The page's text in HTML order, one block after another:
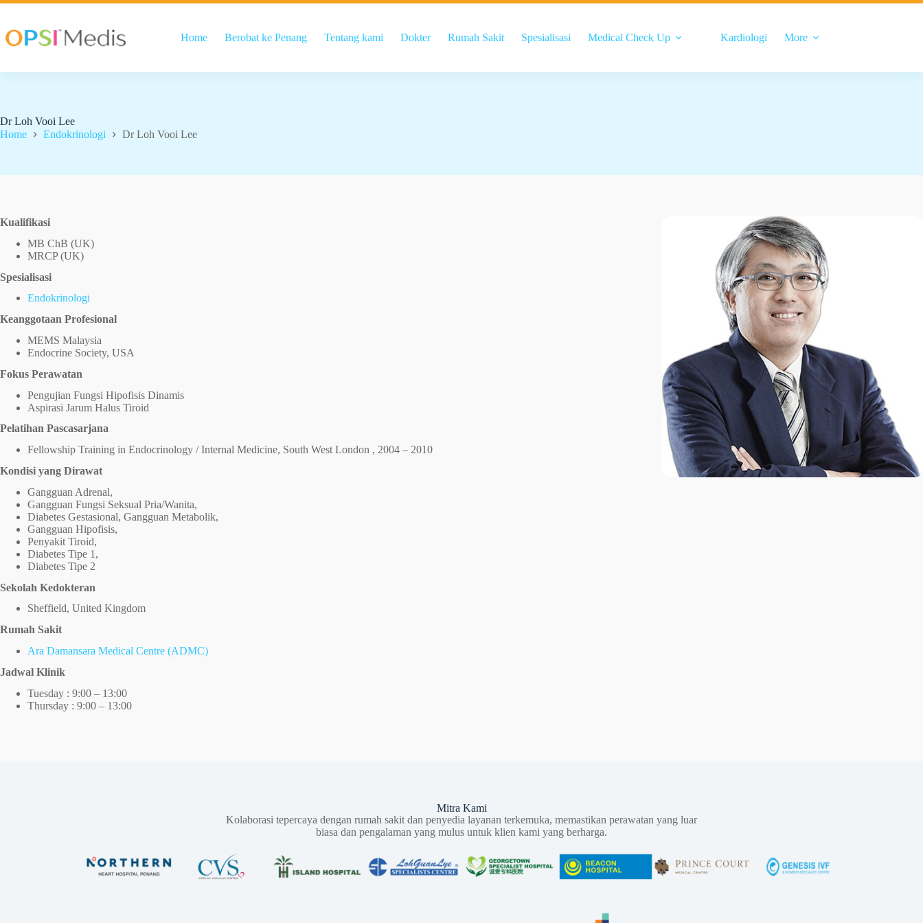
Home Berobat ke Penang Tentang kami Dokter Rumah Sakit Spesialisasi Medical Check Up Kardiologi More
Dr Loh Vooi Lee
Home
Endokrinologi Dr Loh Vooi Lee
Kualifikasi
MB ChB (UK)
MRCP (UK)
Spesialisasi
Endokrinologi
Keanggotaan Profesional
MEMS Malaysia
Endocrine Society, USA
Fokus Perawatan
Pengujian Fungsi Hipofisis Dinamis
Aspirasi Jarum Halus Tiroid
Pelatihan Pascasarjana
Fellowship Training in Endocrinology / Internal Medicine, South West London , 2004 – 2010
Kondisi yang Dirawat
Gangguan Adrenal,
Gangguan Fungsi Seksual Pria/Wanita,
Diabetes Gestasional, Gangguan Metabolik,
Gangguan Hipofisis,
Penyakit Tiroid,
Diabetes Tipe 1,
Diabetes Tipe 2
Sekolah Kedokteran
Sheffield, United Kingdom
Rumah Sakit
Ara Damansara Medical Centre (ADMC)
Jadwal Klinik
Tuesday : 9:00 – 13:00
Thursday : 9:00 – 13:00
Mitra Kami
Kolaborasi tepercaya dengan rumah sakit dan penyedia layanan terkemuka, memastikan perawatan yang luar
biasa dan pengalaman yang mulus untuk klien kami yang berharga.